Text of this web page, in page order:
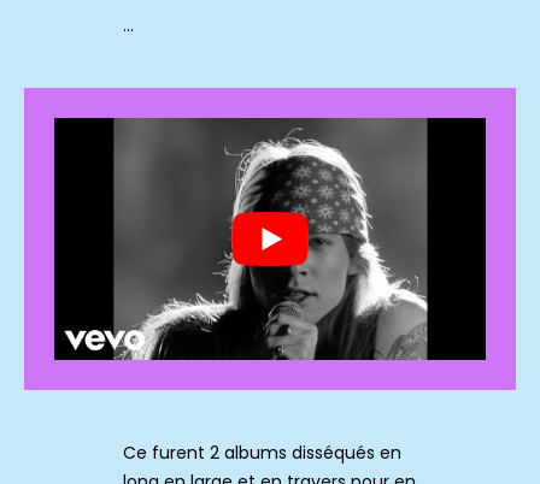
…
Ce furent 2 albums disséqués en